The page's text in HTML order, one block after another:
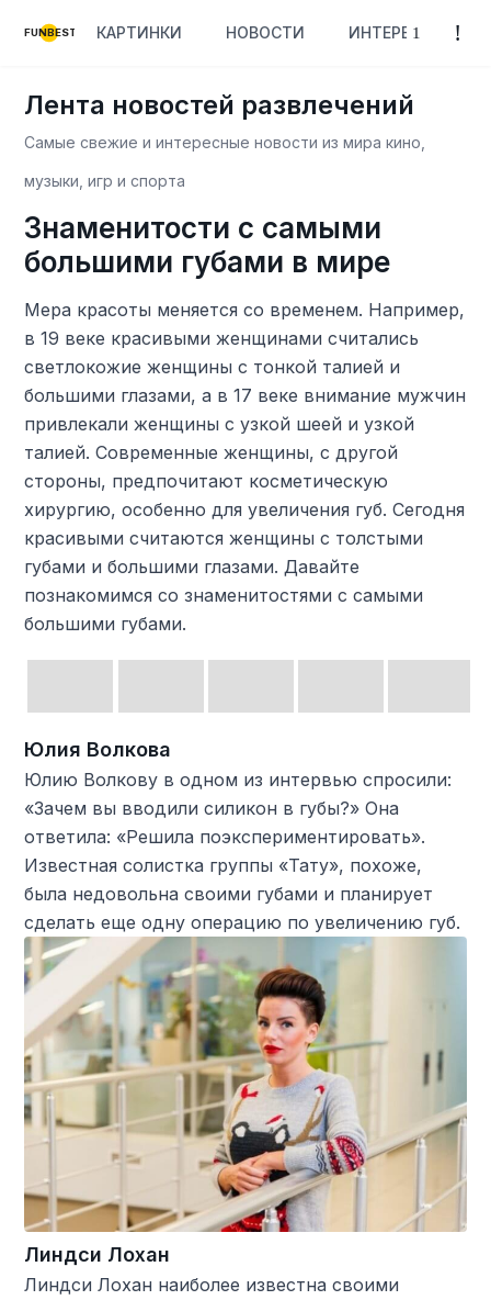
FUNBEST КАРТИНКИ НОВОСТИ ИНТЕРЕСНОЕ
Лента новостей развлечений
Самые свежие и интересные новости из мира кино,
музыки, игр и спорта
Знаменитости с самыми
большими губами в мире
Мера красоты меняется со временем. Например,
в 19 веке красивыми женщинами считались
светлокожие женщины с тонкой талией и
большими глазами, а в 17 веке внимание мужчин
привлекали женщины с узкой шеей и узкой
талией. Современные женщины, с другой
стороны, предпочитают косметическую
хирургию, особенно для увеличения губ. Сегодня
красивыми считаются женщины с толстыми
губами и большими глазами. Давайте
познакомимся со знаменитостями с самыми
большими губами.
Юлия Волкова
Юлию Волкову в одном из интервью спросили:
«Зачем вы вводили силикон в губы?» Она
ответила: «Решила поэкспериментировать».
Известная солистка группы «Тату», похоже,
была недовольна своими губами и планирует
сделать еще одну операцию по увеличению губ.
Линдси Лохан
Линдси Лохан наиболее известна своими